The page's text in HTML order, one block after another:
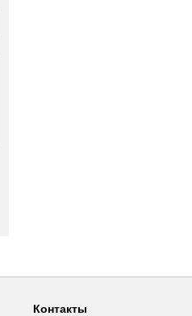
Контакты